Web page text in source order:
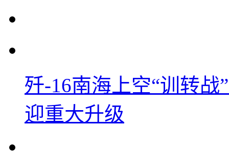
歼-16南海上空“训转
迎重大升级